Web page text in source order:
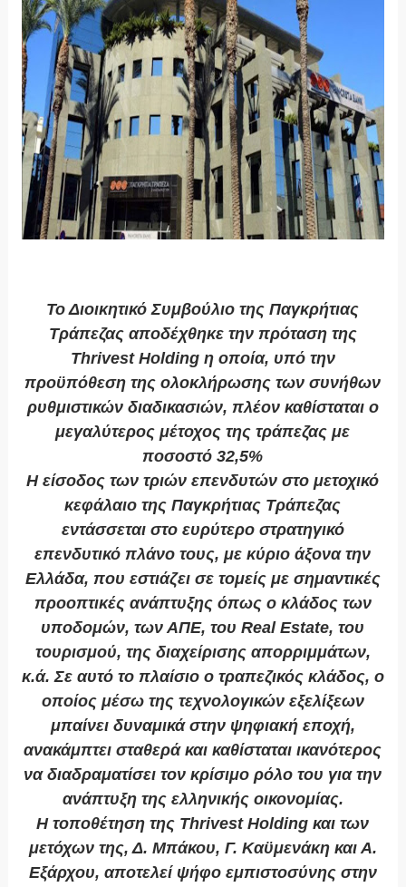
Το Διοικητικό Συμβούλιο της Παγκρήτιας
Τράπεζας αποδέχθηκε την πρόταση της
Thrivest Holding η οποία, υπό την
προϋπόθεση της ολοκλήρωσης των συνήθων
ρυθμιστικών διαδικασιών, πλέον καθίσταται ο
μεγαλύτερος μέτοχος της τράπεζας με
ποσοστό 32,5%
Η είσοδος των τριών επενδυτών στο μετοχικό
κεφάλαιο της Παγκρήτιας Τράπεζας
εντάσσεται στο ευρύτερο στρατηγικό
επενδυτικό πλάνο τους, με κύριο άξονα την
Ελλάδα, που εστιάζει σε τομείς με σημαντικές
προοπτικές ανάπτυξης όπως ο κλάδος των
υποδομών, των ΑΠΕ, του Real Estate, του
τουρισμού, της διαχείρισης απορριμμάτων,
κ.ά. Σε αυτό το πλαίσιο ο τραπεζικός κλάδος, ο
οποίος μέσω της τεχνολογικών εξελίξεων
μπαίνει δυναμικά στην ψηφιακή εποχή,
ανακάμπτει σταθερά και καθίσταται ικανότερος
να διαδραματίσει τον κρίσιμο ρόλο του για την
ανάπτυξη της ελληνικής οικονομίας.
Η τοποθέτηση της Thrivest Holding και των
μετόχων της, Δ. Μπάκου, Γ. Καϋμενάκη και Α.
Εξάρχου, αποτελεί ψήφο εμπιστοσύνης στην